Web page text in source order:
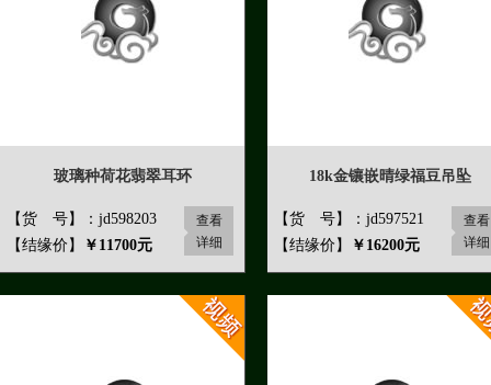
玻璃种荷花翡翠耳环
【货 号】：jd598203
【结缘价】
￥11700元
查看
详细
18k金镶嵌晴绿福豆吊坠
【货 号】：jd597521
【结缘价】
￥16200元
查看
详细